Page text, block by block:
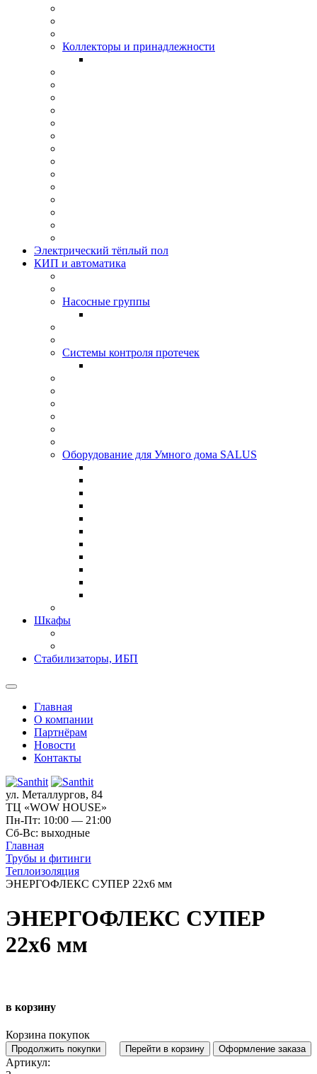
Коллекторы и принадлежности
Электрический тёплый пол
КИП и автоматика
Насосные группы
Системы контроля протeчек
Оборудование для Умного дома SALUS
Шкафы
Стабилизаторы, ИБП
Главная
О компании
Партнёрам
Новости
Контакты
ул. Металлургов, 84
ТЦ «WOW HOUSE»
Пн-Пт: 10:00 — 21:00
Сб-Вс: выходные
Главная
Трубы и фитинги
Теплоизоляция
ЭНЕРГОФЛЕКС СУПЕР 22х6 мм
ЭНЕРГОФЛЕКС СУПЕР
22х6 мм
в корзину
Корзина покупок
Продолжить покупки Перейти в корзину Оформление заказа
Артикул: